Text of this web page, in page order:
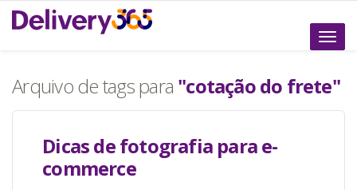
Arquivo de tags para "cotação do frete"
Dicas de fotografia para e-
commerce